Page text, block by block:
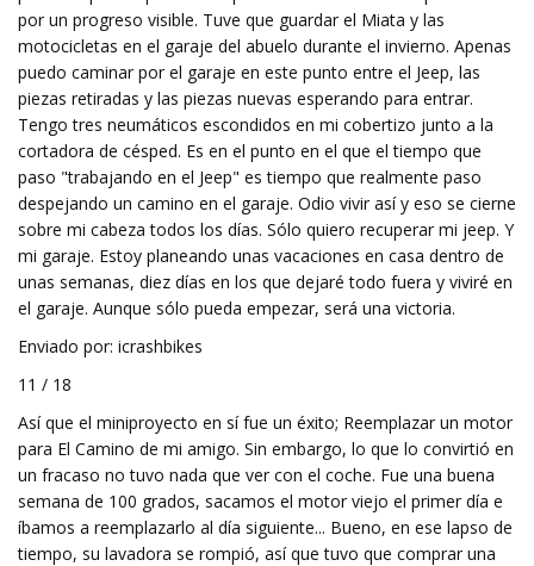
por un progreso visible. Tuve que guardar el Miata y las
motocicletas en el garaje del abuelo durante el invierno. Apenas
puedo caminar por el garaje en este punto entre el Jeep, las
piezas retiradas y las piezas nuevas esperando para entrar.
Tengo tres neumáticos escondidos en mi cobertizo junto a la
cortadora de césped. Es en el punto en el que el tiempo que
paso "trabajando en el Jeep" es tiempo que realmente paso
despejando un camino en el garaje. Odio vivir así y eso se cierne
sobre mi cabeza todos los días. Sólo quiero recuperar mi jeep. Y
mi garaje. Estoy planeando unas vacaciones en casa dentro de
unas semanas, diez días en los que dejaré todo fuera y viviré en
el garaje. Aunque sólo pueda empezar, será una victoria.
Enviado por: icrashbikes
11 / 18
Así que el miniproyecto en sí fue un éxito; Reemplazar un motor
para El Camino de mi amigo. Sin embargo, lo que lo convirtió en
un fracaso no tuvo nada que ver con el coche. Fue una buena
semana de 100 grados, sacamos el motor viejo el primer día e
íbamos a reemplazarlo al día siguiente... Bueno, en ese lapso de
tiempo, su lavadora se rompió, así que tuvo que comprar una